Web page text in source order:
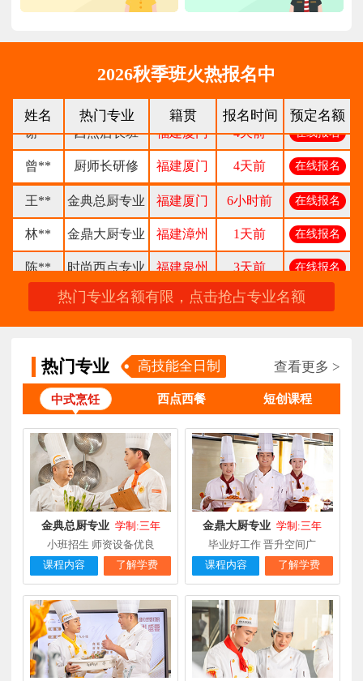
2026秋季班火热报名中
姓名 热门专业 籍贯 报名时间 预定名额
柯** 经典西点专业 福建厦门 1天前 在线报名
时尚西餐西点
专业
曾** 厨师长研修 福建厦门 4天前 在线报名
王** 金典总厨专业 福建厦门 6小时前 在线报名
林** 金鼎大厨专业 福建漳州 1天前 在线报名
陈** 时尚西点专业 福建泉州 3天前 在线报名
金领大厨专业 福建厦门 8小时前 在线报名
钟** 经典西点专业 福建龙岩 5天前 在线报名
柯** 经典西点专业 福建厦门 在线报名
赖**
时尚西餐西点
专业
福建三明 16小时前 在线报名
陈** 大厨精英专业 福建福州 3天前 在线报名
谢** 西点店长班 福建厦门 4天前 在线报名
曾** 厨师长研修 福建厦门 4天前 在线报名
热门专业名额有限，点击抢占专业名额
热门专业 高技能全日制 查看更多 >
中式烹饪 西点西餐 短创课程
金典总厨专业 学制:三年
小班招生 师资设备优良
课程内容
了解学费
金鼎大厨专业 学制:三年
毕业好工作 晋升空间广
课程内容
了解学费